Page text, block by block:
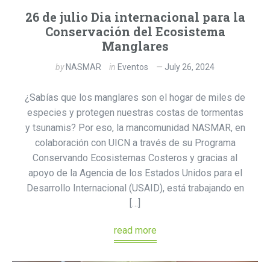
26 de julio Dia internacional para la
Conservación del Ecosistema
Manglares
by NASMAR in Eventos July 26, 2024
¿Sabías que los manglares son el hogar de miles de
especies y protegen nuestras costas de tormentas
y tsunamis? Por eso, la mancomunidad NASMAR, en
colaboración con UICN a través de su Programa
Conservando Ecosistemas Costeros y gracias al
apoyo de la Agencia de los Estados Unidos para el
Desarrollo Internacional (USAID), está trabajando en
read more